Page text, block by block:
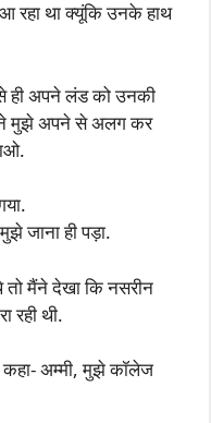
रहा था क्यूंकि उनके हाथ
ही अपने लंड को उनकी
मुझे अपने से अलग कर
जाना ही पड़ा.
तो मैंने देखा कि नसरीन
रही थी.
अम्मी, मुझे कॉलेज